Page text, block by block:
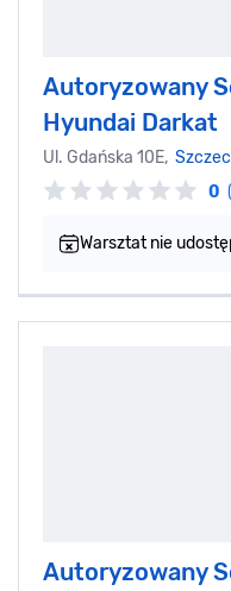
Autoryzowany
Hyundai Darkat
Ul. Gdańska 10E,
0
Warsztat nie
Autoryzowany